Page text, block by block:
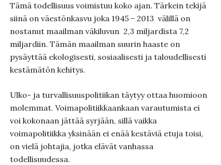
Tämä todellisuus voimistuu koko ajan. Tärkein tekijä
siinä on väestönkasvu joka 1945 ̶ 2013 välillä on
nostanut maailman väkiluvun 2,3 miljardista 7,2
miljardiin. Tämän maailman suurin haaste on
pysäyttää ekologisesti, sosiaalisesti ja taloudellisesti
kestämätön kehitys.
Ulko- ja turvallisuuspolitiikan täytyy ottaa huomioon
molemmat. Voimapolitiikkaankaan varautumista ei
voi kokonaan jättää syrjään, sillä vaikka
voimapolitiikka yksinään ei enää kestäviä etuja toisi,
on vielä johtajia, jotka elävät vanhassa
todellisuudessa.